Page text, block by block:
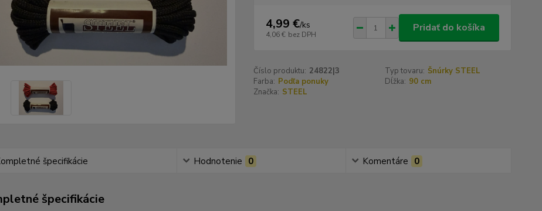
4,99 €/ks
4,06 € bez DPH
Pridať do košíka
Číslo produktu: 24822|3 Typ tovaru: Šnúrky STEEL
Farba: Podľa ponuky Dĺžka: 90 cm
Značka: STEEL
špecifikácie Hodnotenie 0 Komentáre 0
špecifikácie